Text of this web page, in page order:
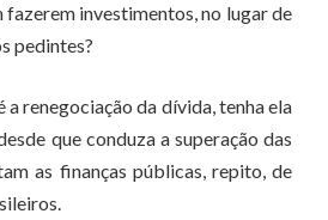
investimentos, no lugar de
pedintes?
renegociação da dívida, tenha ela
que conduza a superação das
as finanças públicas, repito, de